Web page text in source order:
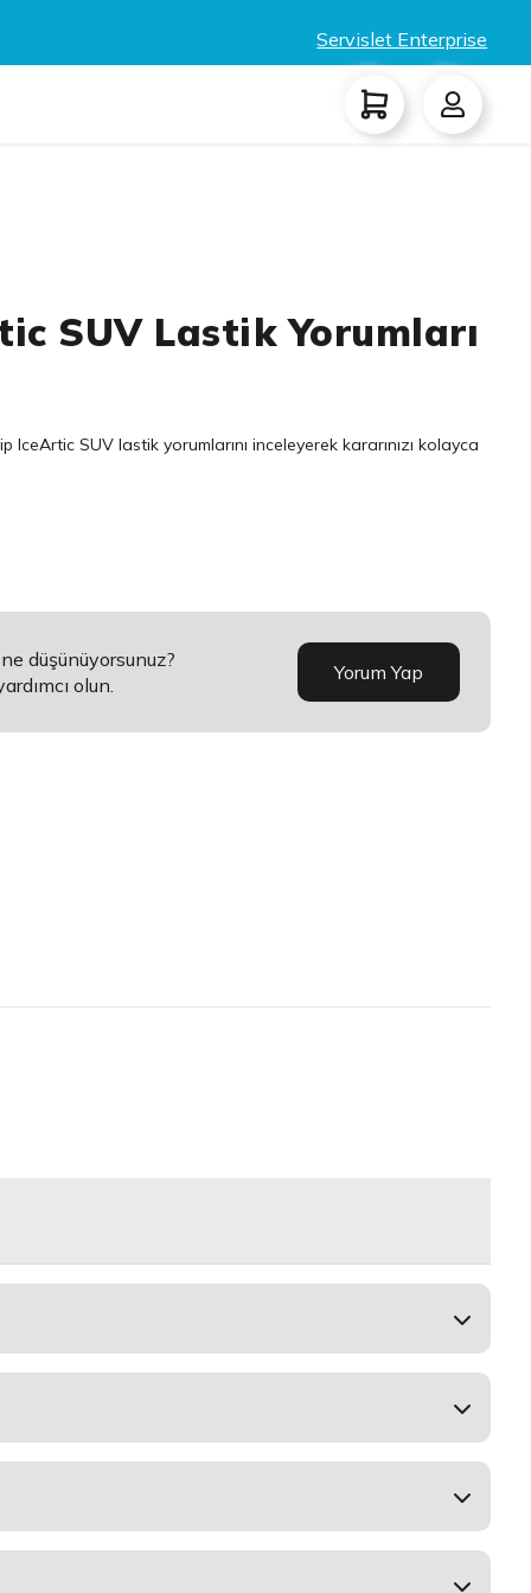
Servislet Enterprise
SUV Lastik Yorumları
IceArtic SUV lastik yorumlarını inceleyerek kararınızı kolayca
düşünüyorsunuz?
olun.
Yorum Yap